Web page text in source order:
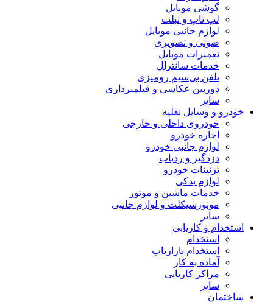
گوشی موبایل
لپ تاپ و تبلت
لوازم جانبی موبایل
صوتی و تصویری
تعمیرات موبایل
خدمات سانترال
تلفن بی‌سیم رومیزی
دوربین عکاسی و فیلمبرداری
سایر
خودرو و وسایل نقلیه
خودروی داخلی و خارجی
اجاره خودرو
لوازم جانبی خودرو
دزدگیر و ردیاب
تزئینات خودرو
لوازم یدکی
خدمات ماشین و موتور
موتورسیکلت و لوازم جانبی
سایر
استخدام و کاریابی
استخدام
استخدام بازاریاب
آماده به کار
مراکز کاریابی
سایر
ساختمان